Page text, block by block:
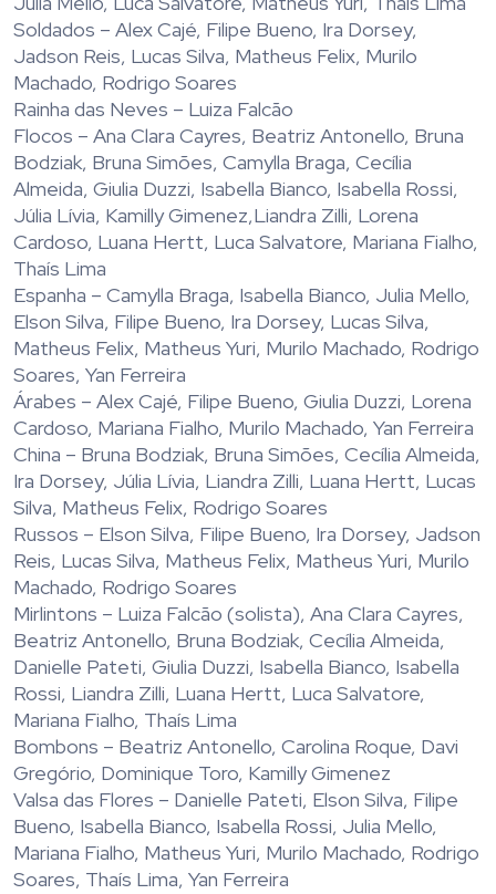
Soldados – Alex Cajé, Filipe Bueno, Ira Dorsey,
Jadson Reis, Lucas Silva, Matheus Felix, Murilo
Machado, Rodrigo Soares
Rainha das Neves – Luiza Falcão
Flocos – Ana Clara Cayres, Beatriz Antonello, Bruna
Bodziak, Bruna Simões, Camylla Braga, Cecília
Almeida, Giulia Duzzi, Isabella Bianco, Isabella Rossi,
Júlia Lívia, Kamilly Gimenez,Liandra Zilli, Lorena
Cardoso, Luana Hertt, Luca Salvatore, Mariana Fialho,
Thaís Lima
Espanha – Camylla Braga, Isabella Bianco, Julia Mello,
Elson Silva, Filipe Bueno, Ira Dorsey, Lucas Silva,
Matheus Felix, Matheus Yuri, Murilo Machado, Rodrigo
Soares, Yan Ferreira
Árabes – Alex Cajé, Filipe Bueno, Giulia Duzzi, Lorena
Cardoso, Mariana Fialho, Murilo Machado, Yan Ferreira
China – Bruna Bodziak, Bruna Simões, Cecília Almeida,
Ira Dorsey, Júlia Lívia, Liandra Zilli, Luana Hertt, Lucas
Silva, Matheus Felix, Rodrigo Soares
Russos – Elson Silva, Filipe Bueno, Ira Dorsey, Jadson
Reis, Lucas Silva, Matheus Felix, Matheus Yuri, Murilo
Machado, Rodrigo Soares
Mirlintons – Luiza Falcão (solista), Ana Clara Cayres,
Beatriz Antonello, Bruna Bodziak, Cecília Almeida,
Danielle Pateti, Giulia Duzzi, Isabella Bianco, Isabella
Rossi, Liandra Zilli, Luana Hertt, Luca Salvatore,
Mariana Fialho, Thaís Lima
Bombons – Beatriz Antonello, Carolina Roque, Davi
Gregório, Dominique Toro, Kamilly Gimenez
Valsa das Flores – Danielle Pateti, Elson Silva, Filipe
Bueno, Isabella Bianco, Isabella Rossi, Julia Mello,
Mariana Fialho, Matheus Yuri, Murilo Machado, Rodrigo
Soares, Thaís Lima, Yan Ferreira